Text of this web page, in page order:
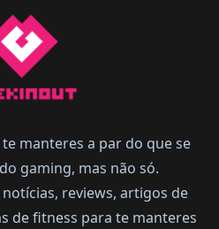
manteres a par do que se
gaming, mas não só.
reviews, artigos de
de fitness para te manteres